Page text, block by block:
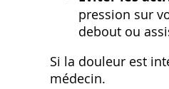
pression sur
debout ou
Si la douleur est
médecin.